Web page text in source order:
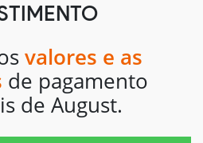
valores e as
de pagamento
de August.